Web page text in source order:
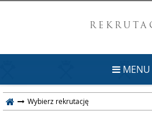
MENU
Wybierz rekrutację